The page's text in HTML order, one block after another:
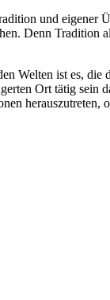
und eigener
Denn Tradition
Welten ist es,
Ort tätig sein
herauszutreten,